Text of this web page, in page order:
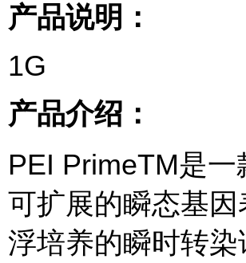
产品说明：
1G
产品介绍：
PEI PrimeTM是
可扩展的瞬态基
浮培养的瞬时转